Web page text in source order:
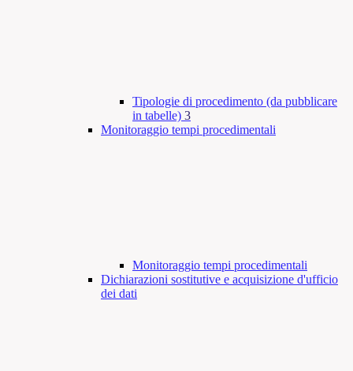
Tipologie di procedimento (da pubblicare
in tabelle) 3
Monitoraggio tempi procedimentali
Monitoraggio tempi procedimentali
Dichiarazioni sostitutive e acquisizione d'ufficio
dei dati